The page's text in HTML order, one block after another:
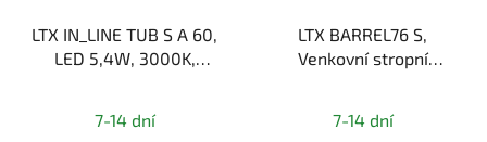
LTX IN_LINE TUB S A 60,
LED 5,4W, 3000K,
7-14 dní
LTX BARREL76 S,
Venkovní stropní
Šedá
7-14 dní